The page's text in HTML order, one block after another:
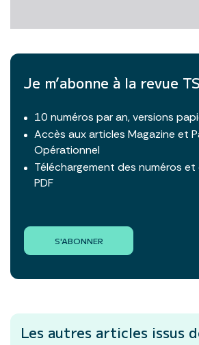
Je m’abonne à la revue
10 numéros par an, versions
Accès aux articles Magazine et
Opérationnel
Téléchargement des numéros
PDF
S'ABONNER
Les autres articles issus